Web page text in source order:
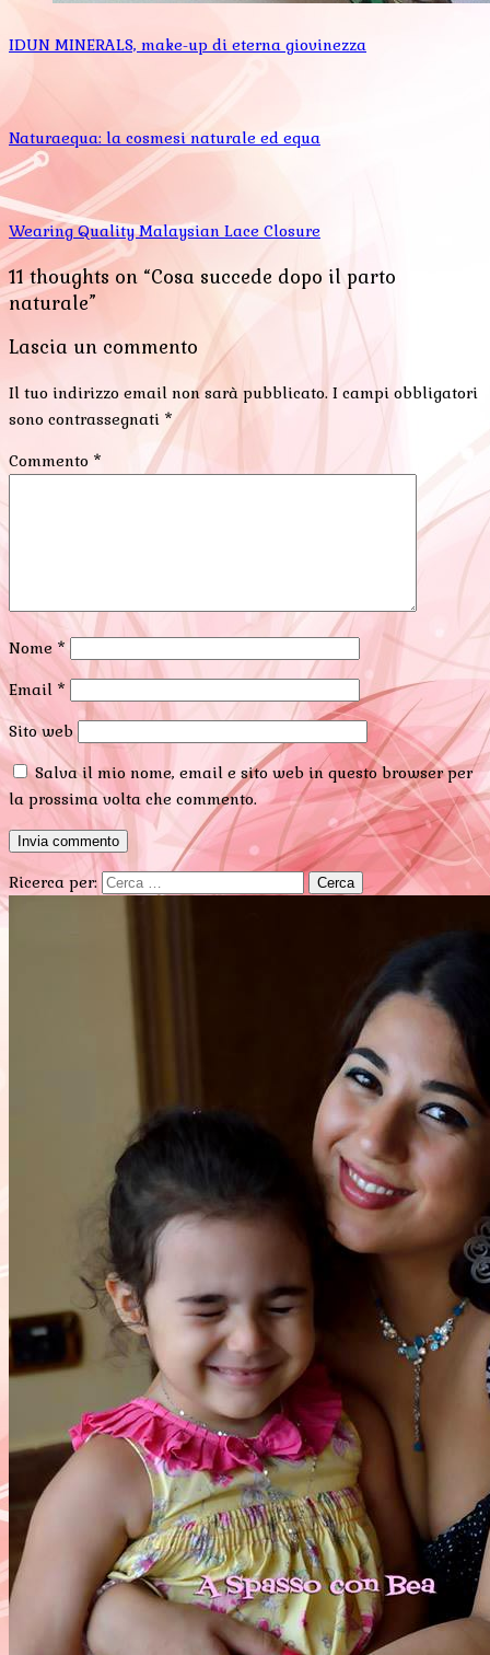
IDUN MINERALS, make-up di eterna giovinezza
Naturaequa: la cosmesi naturale ed equa
Wearing Quality Malaysian Lace Closure
11 thoughts on “Cosa succede dopo il parto
naturale”
Lascia un commento
Il tuo indirizzo email non sarà pubblicato. I campi obbligatori
sono contrassegnati *
Commento *
Nome *
Email *
Sito web
Salva il mio nome, email e sito web in questo browser per
la prossima volta che commento.
Ricerca per: